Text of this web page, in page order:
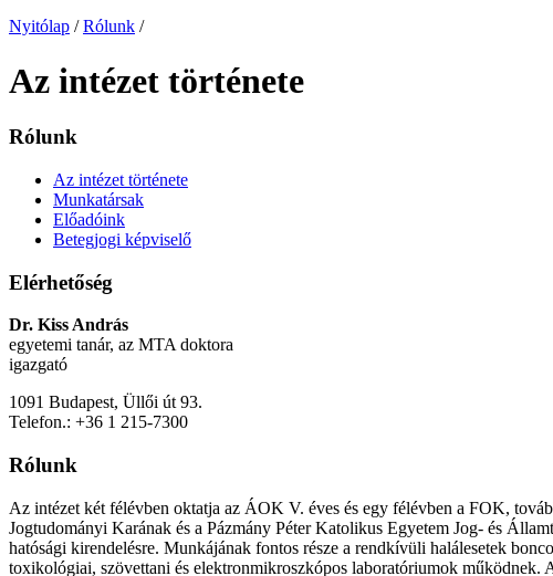
Nyitólap / Rólunk /
Az intézet története
Rólunk
Az intézet története
Munkatársak
Előadóink
Betegjogi képviselő
Elérhetőség
Dr. Kiss András
egyetemi tanár, az MTA doktora
igazgató
1091 Budapest, Üllői út 93.
Telefon.: +36 1 215-7300
Rólunk
Az intézet két félévben oktatja az ÁOK V. éves és egy félévben a FOK,
Jogtudományi Karának és a Pázmány Péter Katolikus Egyetem Jog- és
hatósági kirendelésre. Munkájának fontos része a rendkívüli halálesetek
toxikológiai, szövettani és elektronmikroszkópos laboratóriumok működnek.